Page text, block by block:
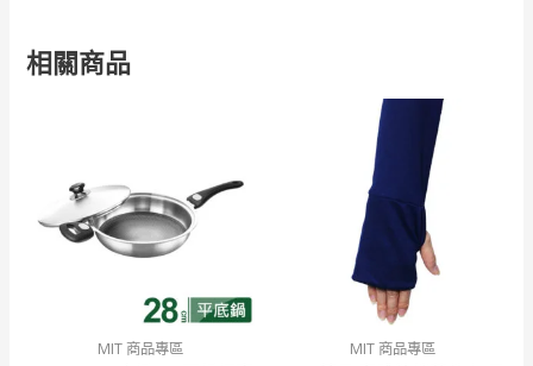
相關商品
MIT 商品專區 MIT 商品專區